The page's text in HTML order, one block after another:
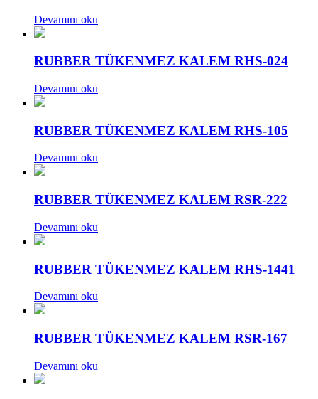
Devamını oku
RUBBER TÜKENMEZ KALEM RHS-024
Devamını oku
RUBBER TÜKENMEZ KALEM RHS-105
Devamını oku
RUBBER TÜKENMEZ KALEM RSR-222
Devamını oku
RUBBER TÜKENMEZ KALEM RHS-1441
Devamını oku
RUBBER TÜKENMEZ KALEM RSR-167
Devamını oku